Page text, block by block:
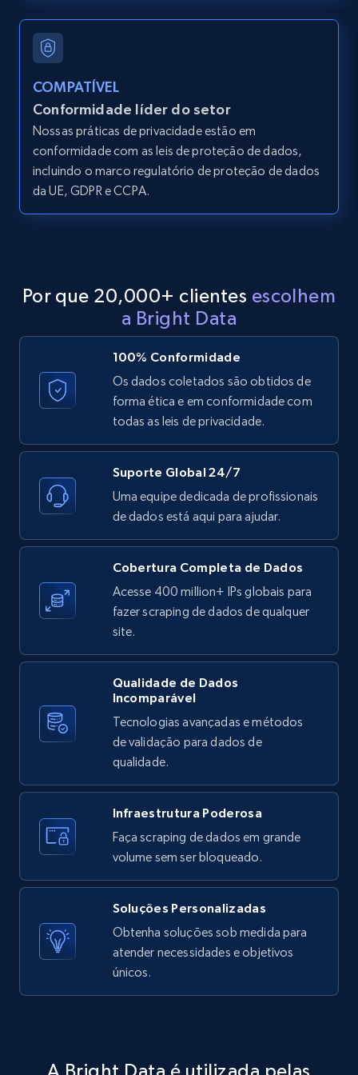
URL, ID, User id, Use url, Title, Headline, Post
text, Date posted, and more.
11.3K+
LinkedIn posts - Discover new posts
company URL
ID, User posted, Name, Description, Date
posted, Photos, URL, Quoted post, and more.
X (formerly Twitter) - Posts - Collecting
posted, Photos, URL, Quoted post, and more.
10.4K+ 1.2K+ Comece grátis
X (formerly Twitter) - Posts - Getting x
posts by array of profiles
ID, User posted, Name, Description, Date
posted, Photos, URL, Quoted post, and more.
TikTok - Profiles
Account id, Nickname, Biography, Awg
engagement rate, Comment engagement rate,
Like engagement rate, Bio link, Predicted lang,
and more.
8.3K+ 963+ Comece grátis
COMPATÍVEL
Conformidade líder do setor
Nossas práticas de privacidade estão em
conformidade com as leis de proteção de dados,
incluindo o marco regulatório de proteção de dados
da UE, GDPR e CCPA.
Por que 20,000+ clientes escolhem
a Bright Data
100% Conformidade
Os dados coletados são obtidos de
forma ética e em conformidade com
todas as leis de privacidade.
Suporte Global 24/7
Uma equipe dedicada de profissionais
de dados está aqui para ajudar.
Cobertura Completa de Dados
Acesse 400 million+ IPs globais para
fazer scraping de dados de qualquer
site.
Qualidade de Dados
Incomparável
Tecnologias avançadas e métodos
de validação para dados de
qualidade.
Infraestrutura Poderosa
Faça scraping de dados em grande
volume sem ser bloqueado.
Soluções Personalizadas
Obtenha soluções sob medida para
atender necessidades e objetivos
únicos.